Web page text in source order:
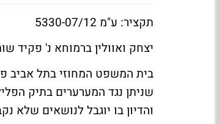
תקציר: ע"מ 5330-07/12
יצחק ואוולין ברמוחא נ' פקיד
בית המשפט המחוזי בתל אביב
והדיון בו יוגבל לנושאים שלא